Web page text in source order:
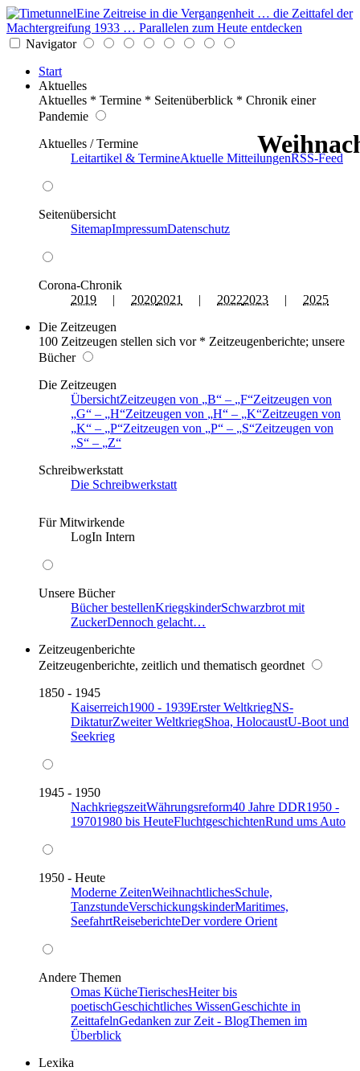
Eine Zeitreise in die Vergangenheit … die Zeittafel der
Machtergreifung 1933 … Parallelen zum Heute entdecken
Navigator
Start
Aktuelles
Aktuelles * Termine * Seitenüberblick * Chronik einer
Pandemie
Aktuelles / Termine
Leitartikel & TermineAktuelle MitteilungenRSS-Feed
Seitenübersicht
SitemapImpressumDatenschutz
Corona-Chronik
2019 | 20202021 | 20222023 | 2025
Die Zeitzeugen
100 Zeitzeugen stellen sich vor * Zeitzeugenberichte; unsere
Bücher
Die Zeitzeugen
ÜbersichtZeitzeugen von B – F Zeitzeugen von
G
– H Zeitzeugen von H – K Zeitzeugen von
K
– P Zeitzeugen von P – S Zeitzeugen von
S
–
Z
Schreibwerkstatt
Die Schreibwerkstatt
Für Mitwirkende
LogIn Intern
Unsere Bücher
Bücher bestellenKriegskinderSchwarzbrot mit
ZuckerDennoch gelacht…
Zeitzeugenberichte
Zeitzeugenberichte, zeitlich und thematisch geordnet
1850 - 1945
Kaiserreich1900 - 1939Erster WeltkriegNS-
DiktaturZweiter WeltkriegShoa, HolocaustU-Boot und
Seekrieg
1945 - 1950
NachkriegszeitWährungsreform40 Jahre DDR1950 -
19701980 bis HeuteFluchtgeschichtenRund ums Auto
1950 - Heute
Moderne ZeitenWeihnachtlichesSchule,
TanzstundeVerschickungskinderMaritimes,
SeefahrtReiseberichteDer vordere Orient
Andere Themen
Omas KücheTierischesHeiter bis
poetischGeschichtliches WissenGeschichte in
ZeittafelnGedanken zur Zeit - BlogThemen im
Überblick
Lexika